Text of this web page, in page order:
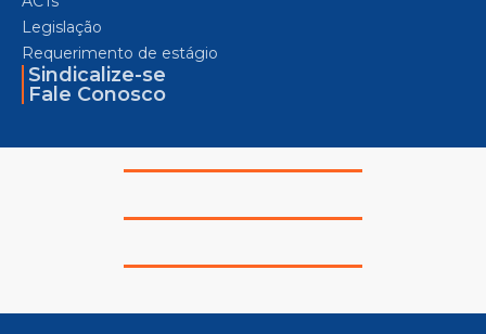
Legislação
Requerimento de estágio
Sindicalize-se
Fale Conosco